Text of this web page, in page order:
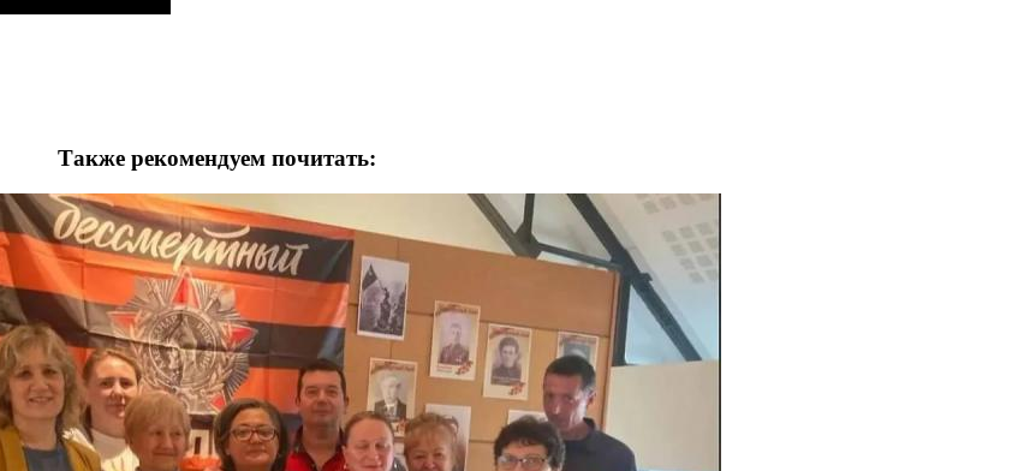
Также рекомендуем почитать: